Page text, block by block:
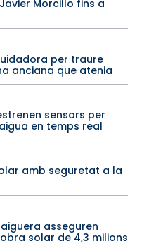
Morcillo fins a
per traure
anciana que atenia
sensors per
en temps real
amb seguretat a la
asseguren
solar de 4,3 milions